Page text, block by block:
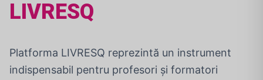
LIVRESQ
Platforma LIVRESQ reprezintă un instrument
indispensabil pentru profesori și formatori